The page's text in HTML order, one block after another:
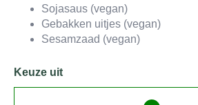
Sojasaus (vegan)
Gebakken uitjes (vegan)
Sesamzaad (vegan)
Keuze uit